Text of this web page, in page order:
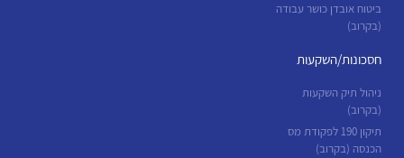
ביטוח אובדן כושר עבודה
(בקרוב)
חסכונות/השקעות
ניהול תיק השקעות
(בקרוב)
תיקון 190 לפקודת מס
הכנסה (בקרוב)